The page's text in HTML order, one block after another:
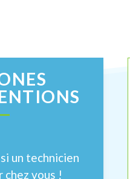
un technicien
vous !